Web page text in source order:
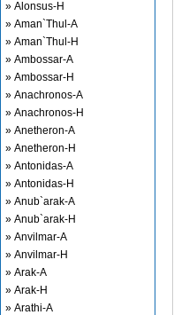
» Alonsus-H
» Aman`Thul-A
» Aman`Thul-H
» Ambossar-A
» Ambossar-H
» Anachronos-A
» Anachronos-H
» Anetheron-A
» Anetheron-H
» Antonidas-A
» Antonidas-H
» Anub`arak-A
» Anub`arak-H
» Anvilmar-A
» Anvilmar-H
» Arak-A
» Arak-H
» Arathi-A